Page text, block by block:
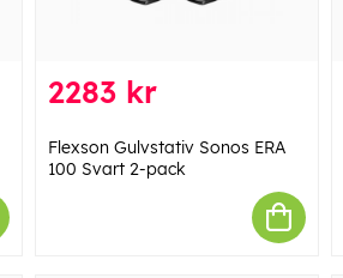
2283 kr
Flexson Gulvstativ Sonos ERA
100 Svart 2-pack